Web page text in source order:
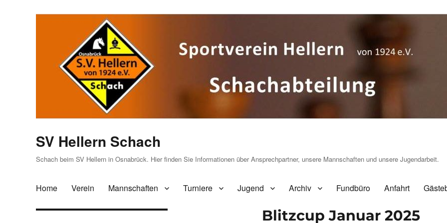
SV Hellern Schach
Schach beim SV Hellern in Osnabrück. Hier finden Sie Informationen über Ansprechpartner, unsere Mannschaften und unsere Jugendarbeit.
Home Verein Mannschaften Turniere Jugend Archiv Fundbüro Anfahrt
Blitzcup Januar 2025